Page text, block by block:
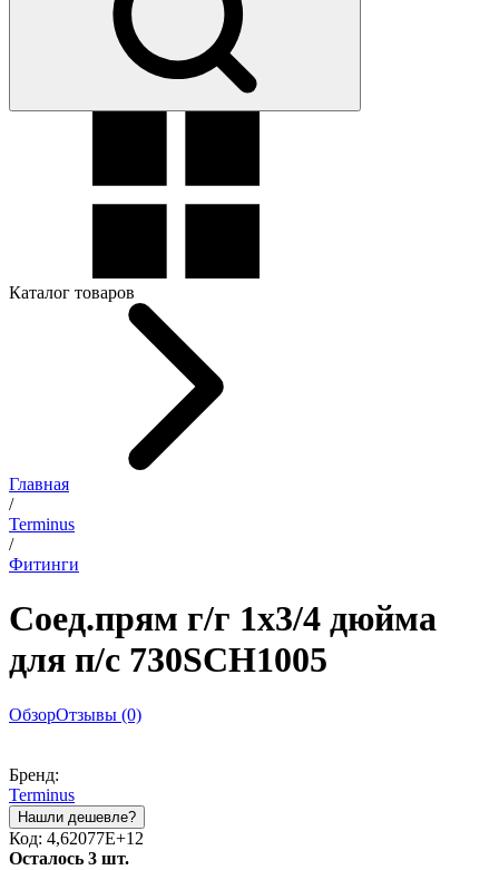
Каталог товаров
Главная
/
Terminus
/
Фитинги
Соед.прям г/г 1х3/4 дюйма
для п/с 730SCH1005
ОбзорОтзывы (0)
Бренд:
Terminus
Код: 4,62077E+12
Осталось 3 шт.